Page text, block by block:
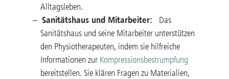
Alltagsleben.
Sanitätshaus und Mitarbeiter: Das
Sanitätshaus und seine Mitarbeiter unterstützen
den Physiotherapeuten, indem sie hilfreiche
Informationen zur Kompressionsbestrumpfung
bereitstellen. Sie klären Fragen zu Materialien,